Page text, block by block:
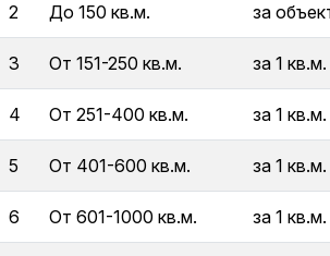
2 До 150 кв.м. за
3 От 151-250 кв.м. за 1 кв.м.
4 От 251-400 кв.м. за 1 кв.м.
5 От 401-600 кв.м. за 1 кв.м.
6 От 601-1000 кв.м. за 1 кв.м.